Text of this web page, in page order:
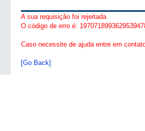
A sua requisição foi rejeitada.
O código de erro é:
Caso necessite de ajuda entre em
[Go Back]